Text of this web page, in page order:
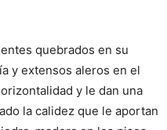
quebrados en su
y extensos aleros en el
y le dan una
la calidez que le aportan